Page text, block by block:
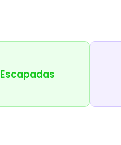
Escapadas